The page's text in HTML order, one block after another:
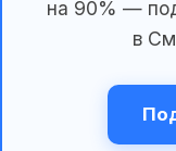
на 90% —
в